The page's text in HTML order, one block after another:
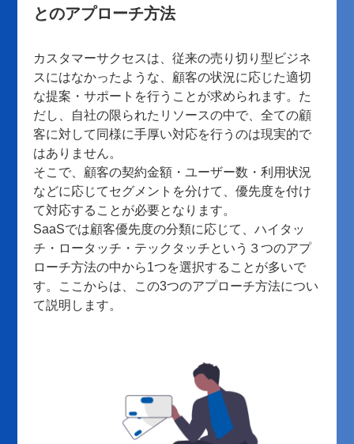
とのアプローチ方法
カスタマーサクセスは、従来の売り切り型ビジネ
スにはなかったような、顧客の状況に応じた適切
な提案・サポートを行うことが求められます。た
だし、自社の限られたリソースの中で、全ての顧
客に対して同様に手厚い対応を行うのは現実的で
はありません。
そこで、顧客の契約金額・ユーザー数・利用状況
などに応じてセグメントを分けて、優先度を付け
て対応することが必要となります。
SaaSでは顧客優先度の分類に応じて、ハイタッ
チ・ロータッチ・テックタッチという３つのアプ
ローチ方法の中から1つを選択することが多いで
す。ここからは、この3つのアプローチ方法につい
て説明します。